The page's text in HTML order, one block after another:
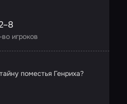
игроков
поместья Генриха?